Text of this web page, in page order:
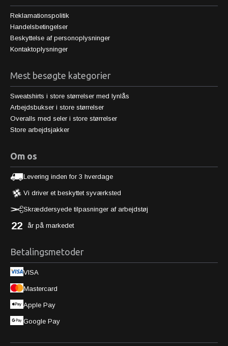
Reklamationspolitik
Handelsbetingelser
Beskyttelse af personoplysninger
Kontaktoplysninger
Mest besøgte kategorier
Sweatshirts i store størrelser med lynlås
Arbejdsbukser i store størrelser
Overalls med seler i store størrelser
Store arbejdsjakker
Om os
Levering inden for 3 hverdage
Vi driver et beskyttet syværksted
Skræddersyede tilpasninger af arbejdstøj
22 år på markedet
Betalingsmetoder
VISA
Mastercard
Apple Pay
Google Pay